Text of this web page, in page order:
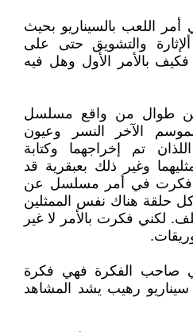
أمر اللعب بالسيناريو بحيث
والتشويق حتى على
فكيف بالأمر الأول وهل فيه
طوال من واقع مسلسل
الآخر النسر وعيون
تم إخراجهما وكتابة
وغير ذلك بعبقرية قد
فكرت في أمر مسلسل عن
حلقة هناك نفس الممثلين
لكني فكرت بالأمر لا غير
صاحب الفكرة فهي فكرة
رهيب يشد المشاهد